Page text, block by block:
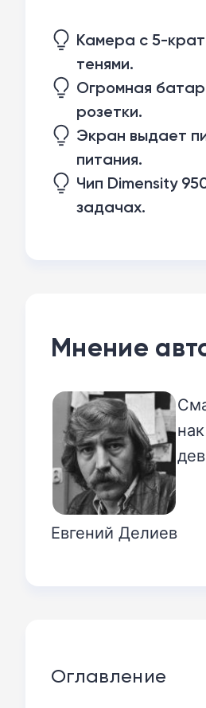
Камера с 5-
тенями.
Огромная
розетки.
Экран выдает
питания.
Чип Dimensity
задачах.
Мнение
Евгений Делиев
Оглавление